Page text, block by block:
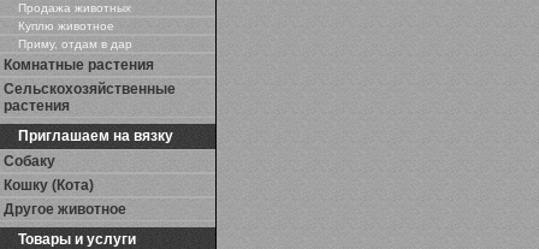
Продажа животных
Куплю животное
Приму, отдам в дар
Комнатные растения
Сельскохозяйственные
растения
Приглашаем на вязку
Собаку
Кошку (Кота)
Другое животное
Товары и услуги